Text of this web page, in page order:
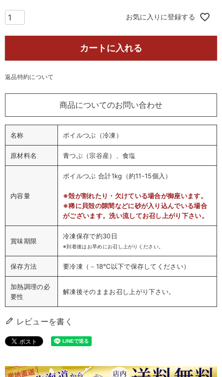
お気に入りに登録する
カートに入れる
返品特約について
商品についてのお問い合わせ
名称 ボイルつぶ（冷凍）
原材料名 青つぶ（宗谷産）、食塩
内容量
ボイルつぶ 合計1kg（約11-15個入）
※殻が割れたり・欠けている場合が御座います。
※稀に貝殻の隙間などに砂が入り込んでいる場合
がございます。洗い流してお召し上がり下さい。
賞味期限
冷凍保存で約30日
※到着後はお早めにお召し上がりください。
保存方法 要冷凍（－18℃以下で保存してください）
加熱調理の必
要性
解凍後そのままお召し上がり下さい。
レビューを書く